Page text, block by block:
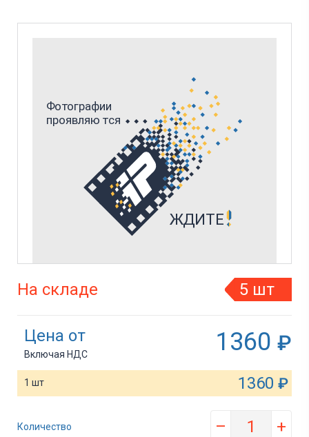
На складе 5 шт
Цена от
Включая НДС 1360 ₽
1 шт 1360 ₽
Количество – +